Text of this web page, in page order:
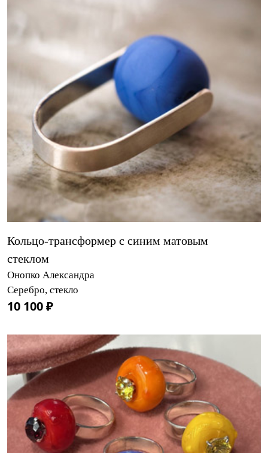
Кольцо-трансформер с синим матовым
стеклом
Онопко Александра
Серебро, стекло
10 100 ₽